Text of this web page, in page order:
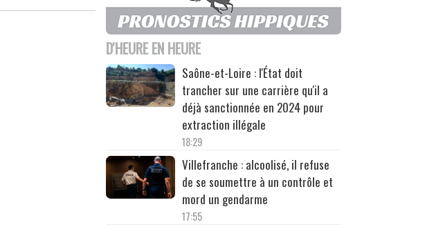
D'HEURE EN HEURE
Saône-et-Loire : l'État doit
trancher sur une carrière qu'il a
déjà sanctionnée en 2024 pour
extraction illégale
18:29
Villefranche : alcoolisé, il refuse
de se soumettre à un contrôle et
mord un gendarme
17:55